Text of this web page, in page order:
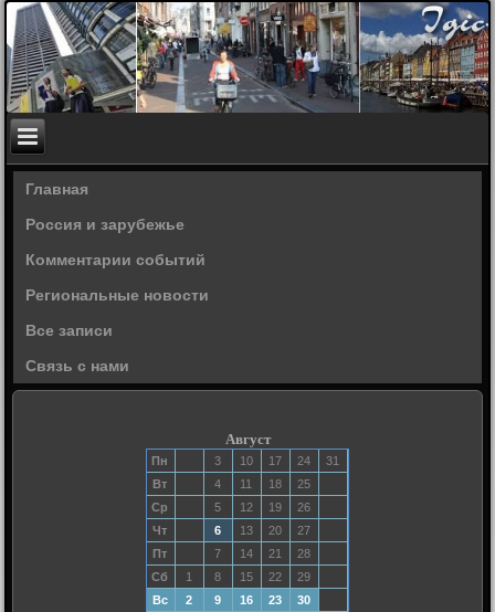
Главная
Россия и зарубежье
Комментарии событий
Региональные новости
Все записи
Связь с нами
Август
Пн 3 10 17 24
31
Вт
4 11 18
25
Ср
5 12 19
26
Чт
6 13 20
27
Пт
7 14 21
28
Сб
1 8 15 22
29
Вс
2 9 16 23 30